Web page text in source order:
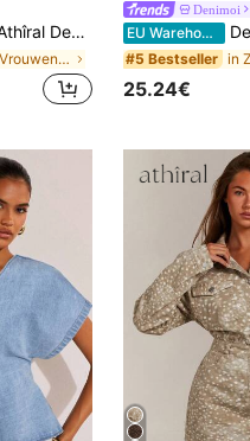
Casual gebreide denim haltertop met elastische tailleband en pailletten voor dames.
in Zwart Vrouwen Denim Tops
Denimoi
EU Warehouse Denimoi
#5 Bestseller
25.24€